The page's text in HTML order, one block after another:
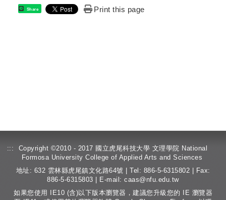
Share Print this page
:::
Copyright ©2010 - 2017 國立虎尾科技大學 文理學院 National
Formosa University College of Applied Arts and Sciences
地址: 632 雲林縣虎尾鎮文化路64號 | Tel: 886-5-6315802 | Fax:
886-5-6315803 | E-mail:caas@nfu.edu.tw
如果您使用 IE10 (含)以下版本瀏覽器，建議您升級您的 IE 瀏覽器